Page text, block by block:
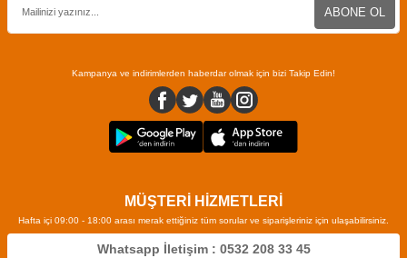
ABONE OL
Kampanya ve indirimlerden haberdar olmak için bizi Takip Edin!
MÜŞTERİ HİZMETLERİ
Hafta içi 09:00 - 18:00 arası merak ettiğiniz tüm sorular ve siparişleriniz için ulaşabilirsiniz.
Whatsapp İletişim : 0532 208 33 45